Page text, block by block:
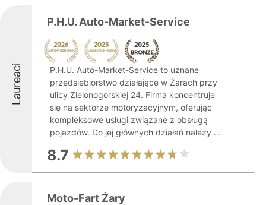
Laureaci
P.H.U. Auto-Market-Service
P.H.U. Auto-Market-Service to uznane
przedsiębiorstwo działające w Żarach przy
ulicy Zielonogórskiej 24. Firma koncentruje
się na sektorze motoryzacyjnym, oferując
kompleksowe usługi związane z obsługą
pojazdów. Do jej głównych działań należy ...
8.7
Moto-Fart Żary